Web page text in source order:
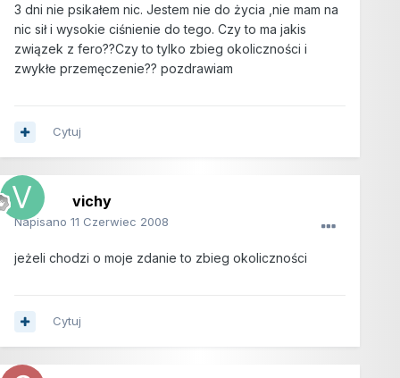
3 dni nie psikałem nic. Jestem nie do życia ,nie mam na
nic sił i wysokie ciśnienie do tego. Czy to ma jakis
związek z fero??Czy to tylko zbieg okoliczności i
zwykłe przemęczenie?? pozdrawiam
Cytuj
vichy
Napisano 11 Czerwiec 2008
jeżeli chodzi o moje zdanie to zbieg okoliczności
Cytuj